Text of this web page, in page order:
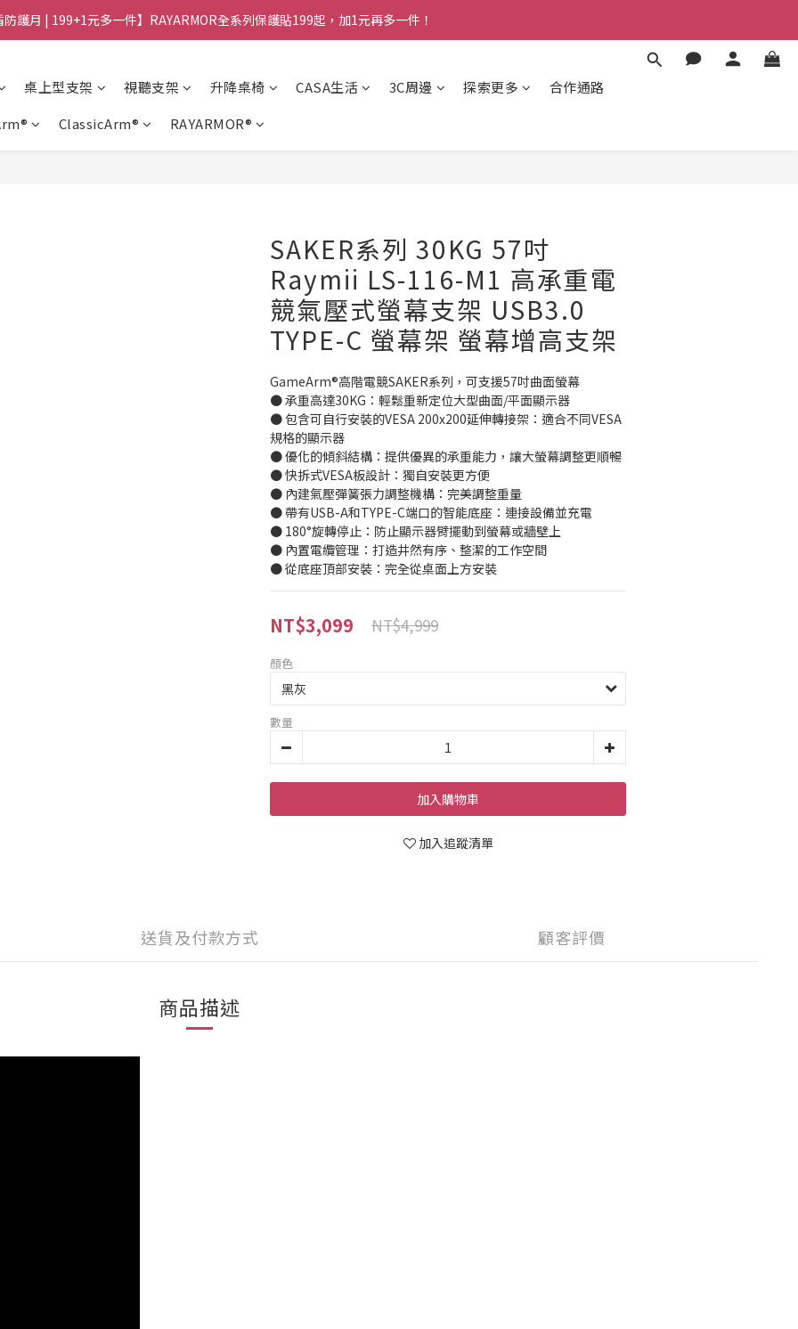
護月 | 199+1元多一件】RAYARMOR全系列保護貼199起，加1元再多一件！
桌上型支架 視聽支架 升降桌椅 CASA生活 3C周邊 探索更多
合作通路
ClassicArm® RAYARMOR®
SAKER系列 30KG 57吋
Raymii LS-116-M1 高承重電
競氣壓式螢幕支架 USB3.0
TYPE-C 螢幕架 螢幕增高支架
GameArm®高階電競SAKER系列，可支援57吋曲面螢幕
● 承重高達30KG：輕鬆重新定位大型曲面/平面顯示器
● 包含可自行安裝的VESA 200x200延伸轉接架：適合不同VESA
規格的顯示器
● 優化的傾斜結構：提供優異的承重能力，讓大螢幕調整更順暢
● 快拆式VESA板設計：獨自安裝更方便
● 內建氣壓彈簧張力調整機構：完美調整重量
● 帶有USB-A和TYPE-C端口的智能底座：連接設備並充電
● 180°旋轉停止：防止顯示器臂擺動到螢幕或牆壁上
● 內置電纜管理：打造井然有序、整潔的工作空間
● 從底座頂部安裝：完全從桌面上方安裝
NT$3,099 NT$4,999
顏色
數量
加入購物車
加入追蹤清單
送貨及付款方式 顧客評價
商品描述